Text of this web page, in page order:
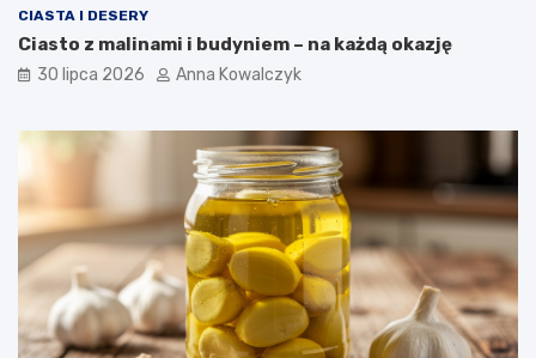
CIASTA I DESERY
Ciasto z malinami i budyniem – na każdą okazję
30 lipca 2026 Anna Kowalczyk